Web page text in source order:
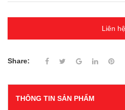
Liên hệ
Share:
THÔNG TIN SẢN PHẨM